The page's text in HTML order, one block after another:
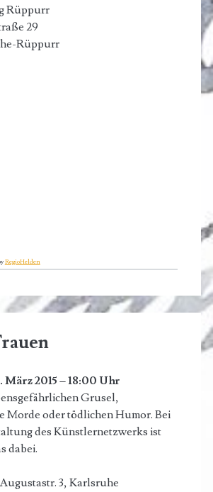
Rüppurr
29
Rüppurr
RegioHelden
2015 – 18:00 Uhr
Grusel,
Morde oder tödlichen Humor. Bei
des Künstlernetzwerks ist
dabei.
3, Karlsruhe